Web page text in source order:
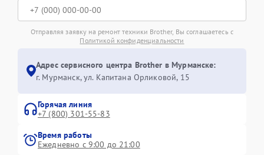
Отправляя заявку на ремонт техники Brother, Вы соглашаетесь с
Политикой конфиденциальности
Адрес сервисного центра Brother в Мурманске:
г. Мурманск, ул. Капитана Орликовой, 15
Горячая линия
+7 (800) 301-55-83
Время работы
Ежедневно с 9:00 до 21:00